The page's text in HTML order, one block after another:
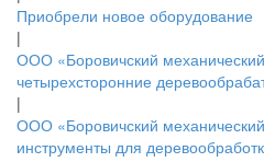
Приобрели новое оборудование
|
ООО «Боровичский
четырехсторонние
|
ООО «Боровичский
инструменты для